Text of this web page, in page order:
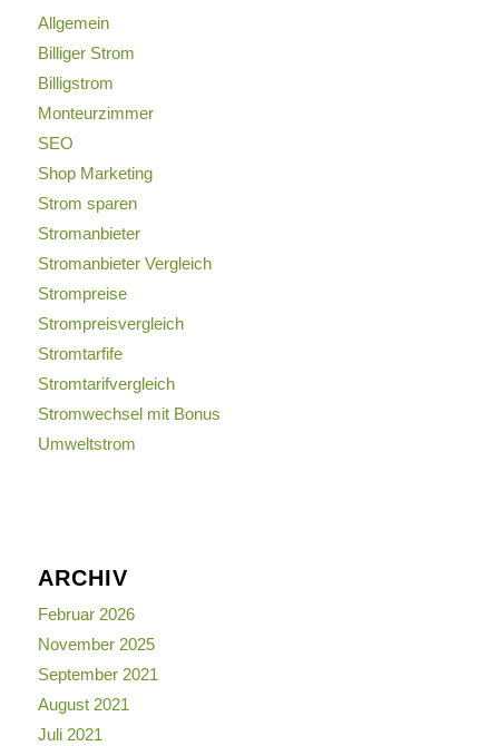
Allgemein
Billiger Strom
Billigstrom
Monteurzimmer
SEO
Shop Marketing
Strom sparen
Stromanbieter
Stromanbieter Vergleich
Strompreise
Strompreisvergleich
Stromtarfife
Stromtarifvergleich
Stromwechsel mit Bonus
Umweltstrom
ARCHIV
Februar 2026
November 2025
September 2021
August 2021
Juli 2021